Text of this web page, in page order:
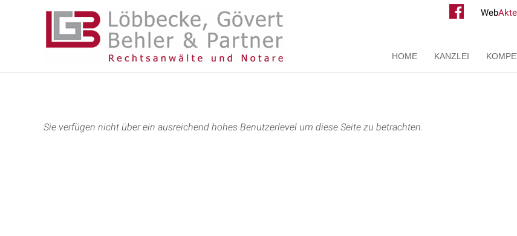
HOME KANZLEI
Web
Sie verfügen nicht über ein ausreichend hohes Benutzerlevel um diese Seite zu betrachten.